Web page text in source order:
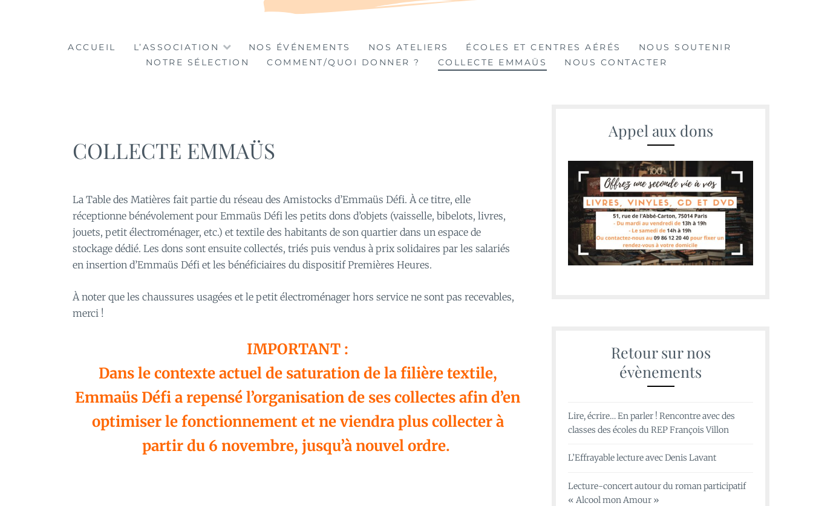
LA TABLE DES MATIÈRES
ACCUEIL L’ASSOCIATION NOS ÉVÉNEMENTS NOS ATELIERS ÉCOLES ET CENTRES AÉRÉS
NOUS SOUTENIR
NOTRE SÉLECTION
COMMENT/QUOI DONNER ? COLLECTE EMMAÜS NOUS CONTACTER
COLLECTE EMMAÜS
La Table des Matières fait partie du réseau des Amistocks d’Emmaüs Défi. À ce titre, elle
réceptionne bénévolement pour Emmaüs Défi les petits dons d’objets (vaisselle, bibelots, livres,
jouets, petit électroménager, etc.) et textile des habitants de son quartier dans un espace de
stockage dédié. Les dons sont ensuite collectés, triés puis vendus à prix solidaires par les salariés
en insertion d’Emmaüs Défi et les bénéficiaires du dispositif Premières Heures.
À noter que les chaussures usagées et le petit électroménager hors service ne sont pas recevables,
merci !
IMPORTANT :
Dans le contexte actuel de saturation de la filière textile,
Emmaüs Défi a repensé l’organisation de ses collectes afin d’en
optimiser le fonctionnement et ne viendra plus collecter à
partir du 6 novembre, jusqu’à nouvel ordre.
Appel aux dons
Retour sur nos
évènements
Lire, écrire… En parler ! Rencontre avec des
classes des écoles du REP François Villon
L’Effrayable lecture avec Denis Lavant
Lecture-concert autour du roman participatif
« Alcool mon Amour »